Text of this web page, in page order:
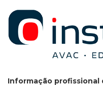
Informação profissional